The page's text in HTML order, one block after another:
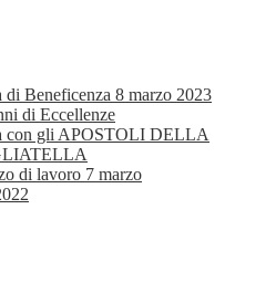
di Beneficenza 8 marzo 2023
di Eccellenze
con gli APOSTOLI DELLA
di lavoro 7 marzo